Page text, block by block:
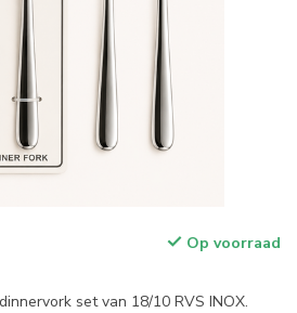
Op voorraad
set van 18/10 RVS INOX.